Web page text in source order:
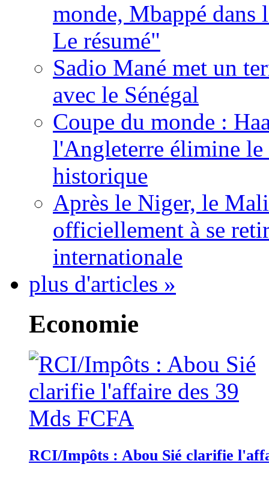
monde, Mbappé dans
Le résumé"
Sadio Mané met un
avec le Sénégal
Coupe du monde :
l'Angleterre élimine
historique
Après le Niger, le
officiellement à se
internationale
plus d'articles »
Economie
RCI/Impôts : Abou Sié clarifie